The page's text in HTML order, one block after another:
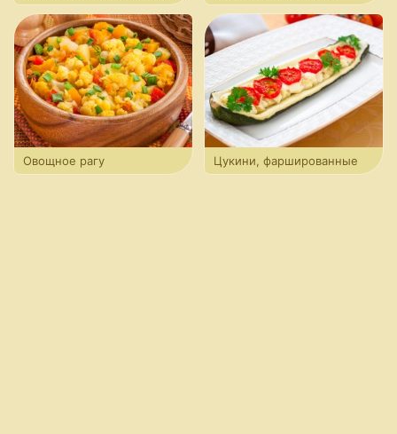
и брокколи
и шпинатом
Овощное рагу
Цукини, фаршированные